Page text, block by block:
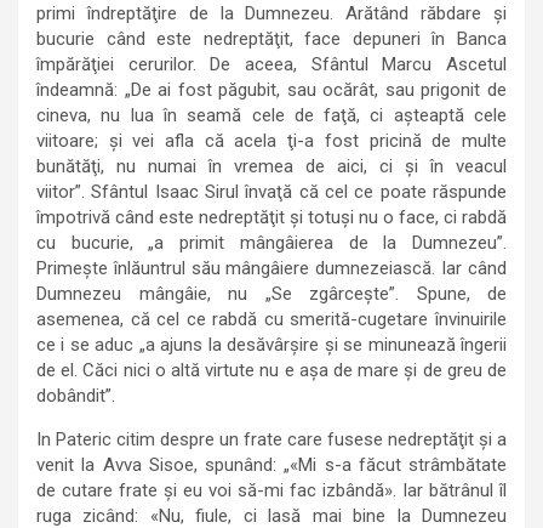
primi îndreptăţire de la Dumnezeu. Arătând răbdare şi
bucurie când este nedreptăţit, face depuneri în Banca
împărăţiei cerurilor. De aceea, Sfântul Marcu Ascetul
îndeamnă: „De ai fost păgubit, sau ocărât, sau prigonit de
cineva, nu lua în seamă cele de faţă, ci aşteaptă cele
viitoare; şi vei afla că acela ţi-a fost pricină de multe
bunătăţi, nu numai în vremea de aici, ci şi în veacul
viitor”. Sfântul Isaac Sirul învaţă că cel ce poate răspunde
împotrivă când este nedreptăţit şi totuşi nu o face, ci rabdă
cu bucurie, „a primit mângâierea de la Dumnezeu”.
Primeşte înlăuntrul său mângâiere dumnezeiască. Iar când
Dumnezeu mângâie, nu „Se zgârceşte”. Spune, de
asemenea, că cel ce rabdă cu smerită-cugetare învinuirile
ce i se aduc „a ajuns la desăvârşire şi se minunează îngerii
de el. Căci nici o altă virtute nu e aşa de mare şi de greu de
dobândit”.
In Pateric citim despre un frate care fusese nedreptăţit şi a
venit la Avva Sisoe, spunând: „«Mi s-a făcut strâmbătate
de cutare frate şi eu voi să-mi fac izbândă». Iar bătrânul îl
ruga zicând: «Nu, fiule, ci lasă mai bine la Dumnezeu